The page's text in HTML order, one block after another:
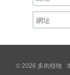
© 2026 多肉植物